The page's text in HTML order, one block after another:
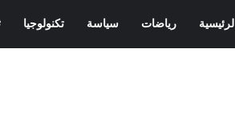
الرئيسية رياضات سياسة تكنولوجيا